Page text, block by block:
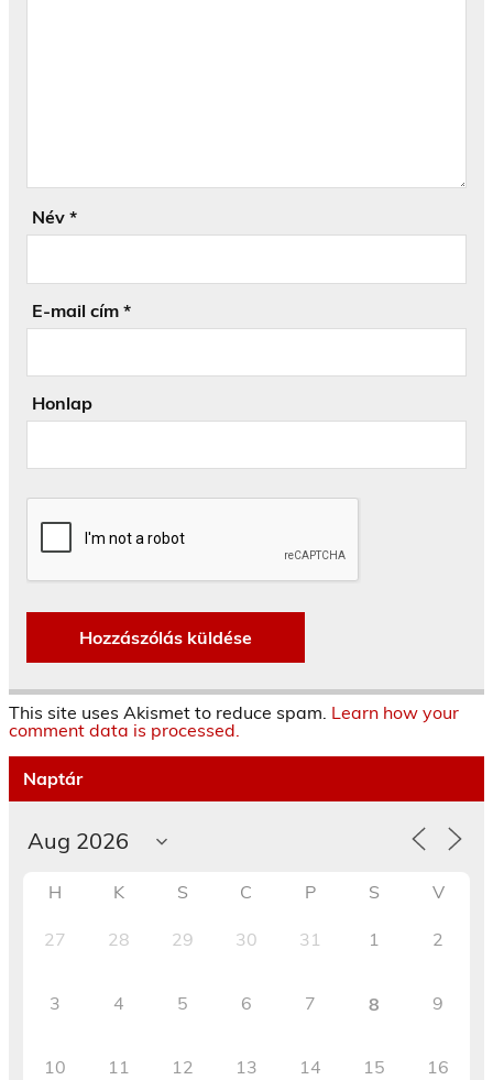
Név *
E-mail cím *
Honlap
This site uses Akismet to reduce spam. Learn how your
comment data is processed.
Naptár
H K S C P S V
27 28 29 30 31 1 2
3 4 5 6 7 8 9
10 11 12 13 14 15 16